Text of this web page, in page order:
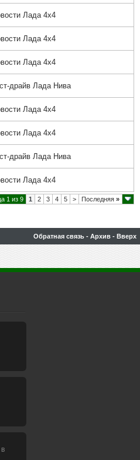
Лада 4х4
Лада 4х4
Лада 4х4
драйв Лада Нива
Лада 4х4
Лада 4х4
драйв Лада Нива
Лада 4х4
1 из 9 1 2 3 4 5 > Последняя »
Обратная связь - Архив - Вверх